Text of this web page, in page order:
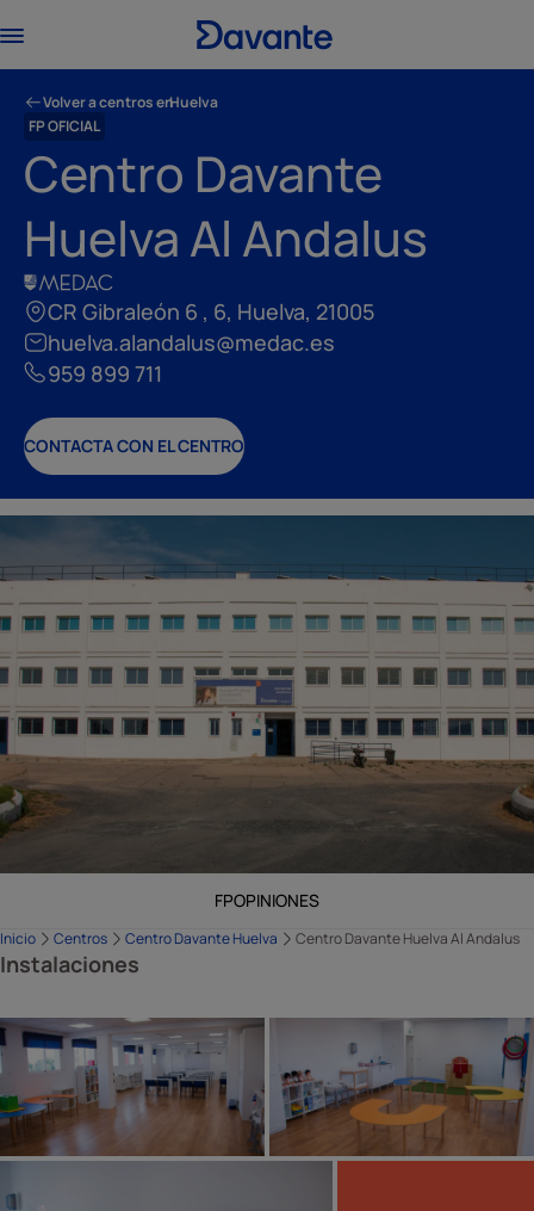
Volver a centros enHuelva
FP OFICIAL
Centro Davante
Huelva Al Andalus
CR Gibraleón 6 , 6, Huelva, 21005
huelva.alandalus@medac.es
959 899 711
CONTACTA CON EL CENTRO
FPOPINIONES
Inicio Centros Centro Davante Huelva Centro Davante Huelva Al Andalus
Instalaciones